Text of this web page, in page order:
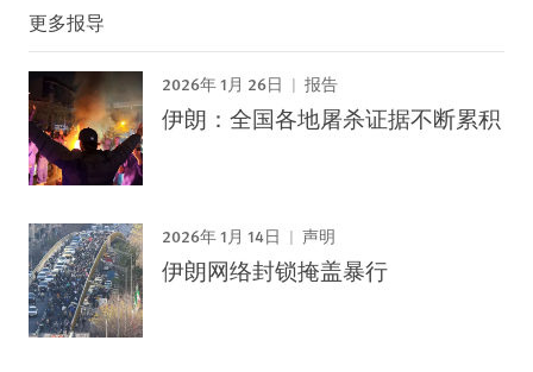
更多报导
2026年 1月 26日 报告
伊朗：全国各地屠杀证据不断累积
2026年 1月 14日 声明
伊朗网络封锁掩盖暴行